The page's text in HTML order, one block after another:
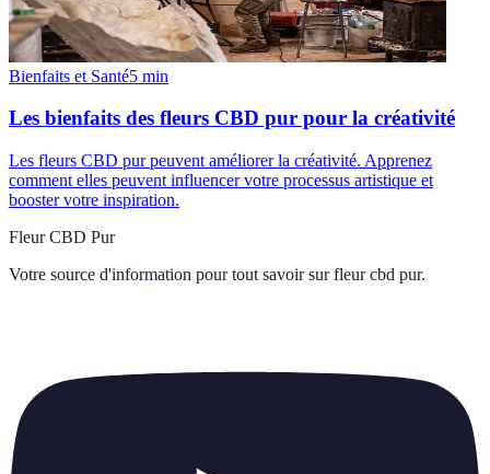
Bienfaits et Santé5 min
Les bienfaits des fleurs CBD pur pour la créativité
Les fleurs CBD pur peuvent améliorer la créativité. Apprenez
comment elles peuvent influencer votre processus artistique et
booster votre inspiration.
Fleur CBD Pur
Votre source d'information pour tout savoir sur fleur cbd pur.